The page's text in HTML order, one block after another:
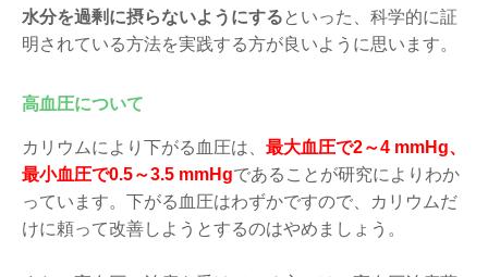
水分を過剰に摂らないようにする といった、科学的に証
明されている方法を実践する方が良いように思います。
高血圧について
カリウムにより下がる血圧は、 最大血圧で2～4 mmHg、
最小血圧で0.5～3.5 mmHgであることが研究によりわか
っています。下がる血圧はわずかですので、カリウムだ
けに頼って改善しようとするのはやめましょう。